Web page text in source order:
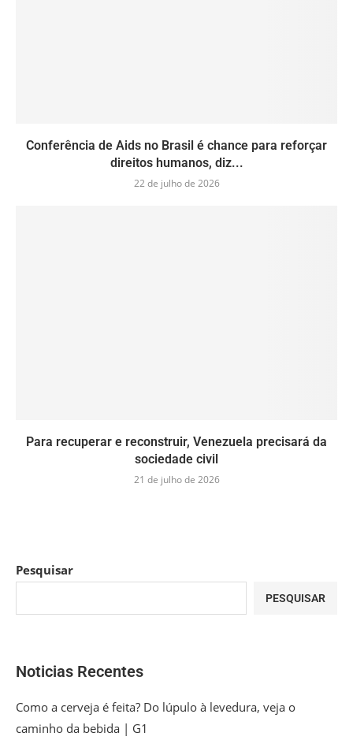
Conferência de Aids no Brasil é chance para reforçar
direitos humanos, diz...
22 de julho de 2026
Para recuperar e reconstruir, Venezuela precisará da
sociedade civil
21 de julho de 2026
Pesquisar
PESQUISAR
Noticias Recentes
Como a cerveja é feita? Do lúpulo à levedura, veja o
caminho da bebida | G1